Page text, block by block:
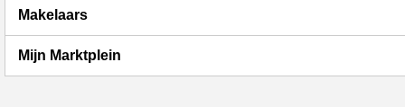
Makelaars
Mijn Marktplein